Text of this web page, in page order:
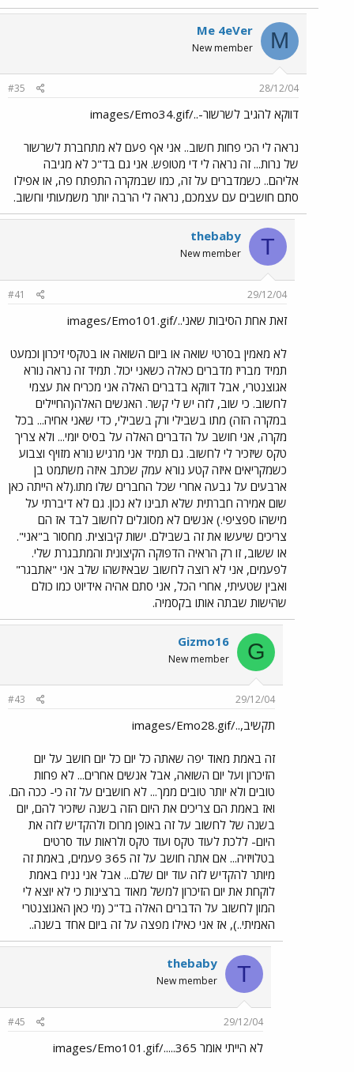
M
Me 4eVer
New member
28/12/04
#35
דווקא להגיב לשרשור-../images/Emo34.gif
נראה לי הכי פחות חשוב.. אני אף פעם לא מתחברת לשרשור
של נרות... זה נראה לי די מטופש. אני גם בד"כ לא מגיבה
אליהם.. כשמדברים על זה, כמו שבמקרה התפתח פה, או אפילו
סתם חושבים עם עצמכם, נראה לי הרבה יותר משמעותי וחשוב.
T
thebaby
New member
29/12/04
#41
זאת אחת הסיבות שאני../images/Emo101.gif
לא מאמין בסרטי שואה או ביום השואה או בטקסי זיכרון וכמעט
תמיד מבריז מדברים כאלה כשאני יכול. תמיד זה נראה נורא
אגוצנטרי, אבל דווקא בדברים האלה אני מכריח את עצמי
לחשוב. כי שוב, לזה יש לי קשר. האנשים האלה(החיילים
במקרה הזה) מתו בשבילי ורק בשבילי, כדי שאני אחיה... בכל
מקרה, אני חושב על הדברים האלה על בסיס יומי... ולא צריך
טקס שיזכיר לי לחשוב. גם תמיד אני מרגיש נורא מזויף וצבוע
כשמקריאים איזה קטע נורא עמק שכתב איזה משתמט בן
ארבעים על גבעה אחרי שכל החברים שלו מתו.(לא הייתה כאן
שום אמירה חברתית שלא תבינו לא נכון. גם לא דיברתי על
מישהו ספציפי.) אנשים לא מסוגלים לחשוב לבד אז הם
צריכים שיעשו את זה בשבילם. ישות קיבוצית. מחסור ב"אני".
או ששוב, זו רק הראיה הדפוקה הקיצונית והמתבגרת שלי.
לפעמים, אני לא רוצה לחשוב שבאיזשהו שלב אני "אתבגר"
ואבין שטעיתי, אחרי הכל, אני סתם אהיה אידיוט כמו כולם
שהישות שבתה אותו בקסמיה.
G
Gizmo16
New member
29/12/04
#43
תקשיב,../images/Emo28.gif
זה באמת מאוד יפה שאתה כל יום כל יום חושב על יום
הזיכרון ועל יום השואה, אבל אנשים אחרים... לא פחות
טובים ולא יותר טובים ממך... לא חושבים על זה כי- ככה הם.
ואז באמת הם צריכים את היום הזה בשנה שיזכיר להם, יום
בשנה של לחשוב על זה באופן מרוכז ולהקדיש לזה את
היום- ללכת לעוד טקס ועוד טקס ולראות עוד סרטים
בטלויזיה... אם אתה חושב על זה 365 פעמים, באמת זה
מיותר להקדיש לזה עוד יום שלם... אבל אני נניח באמת
לוקחת את יום הזיכרון למשל מאוד ברצינות כי לא יוצא לי
המון לחשוב על הדברים האלה בד"כ (מי כאן האגוצנטרי
האמיתי..), אז אני כאילו מפצה על זה ביום אחד בשנה..
T
thebaby
New member
29/12/04
#45
לא הייתי אומר 365...../images/Emo101.gif